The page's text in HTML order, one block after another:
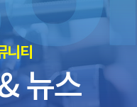
니티
뉴스